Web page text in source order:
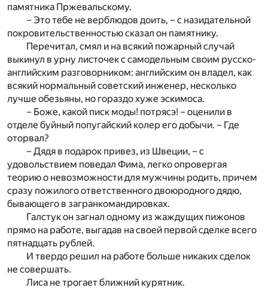
памятника Пржевальскому.
– Это тебе не верблюдов доить, – с назидательной
покровительственностью сказал он памятнику.
Перечитал, смял и на всякий пожарный случай
выкинул в урну листочек с самодельным своим русско-
английским разговорником: английским он владел, как
всякий нормальный советский инженер, несколько
лучше обезьяны, но гораздо хуже эскимоса.
– Боже, какой писк моды! потрясэ! – оценили в
отделе буйный попугайский колер его добычи. – Где
оторвал?
– Дядя в подарок привез, из Швеции, – с
удовольствием поведал Фима, легко опровергая
теорию о невозможности для мужчины родить, причем
сразу пожилого ответственного двоюродного дядю,
бывающего в загранкомандировках.
Галстук он загнал одному из жаждущих пижонов
прямо на работе, выгадав на своей первой сделке всего
пятнадцать рублей.
И твердо решил на работе больше никаких сделок
не совершать.
Лиса не трогает ближний курятник.